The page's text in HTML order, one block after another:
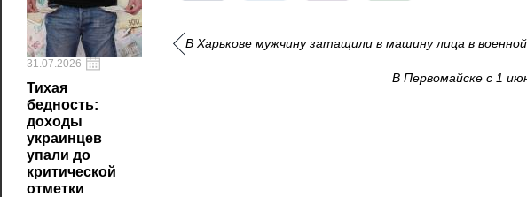
31.07.2026
Тихая
бедность:
доходы
украинцев
упали до
критической
отметки
В Харькове мужчину затащили в машину лица в
В Первомайске с 1